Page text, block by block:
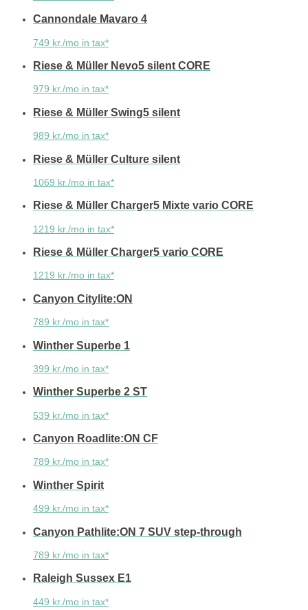
Cannondale Mavaro 4
749 kr./mo in tax*
Riese & Müller Nevo5 silent CORE
979 kr./mo in tax*
Riese & Müller Swing5 silent
989 kr./mo in tax*
Riese & Müller Culture silent
1069 kr./mo in tax*
Riese & Müller Charger5 Mixte vario CORE
1219 kr./mo in tax*
Riese & Müller Charger5 vario CORE
1219 kr./mo in tax*
Canyon Citylite:ON
789 kr./mo in tax*
Winther Superbe 1
399 kr./mo in tax*
Winther Superbe 2 ST
539 kr./mo in tax*
Canyon Roadlite:ON CF
789 kr./mo in tax*
Winther Spirit
499 kr./mo in tax*
Canyon Pathlite:ON 7 SUV step-through
789 kr./mo in tax*
Raleigh Sussex E1
449 kr./mo in tax*